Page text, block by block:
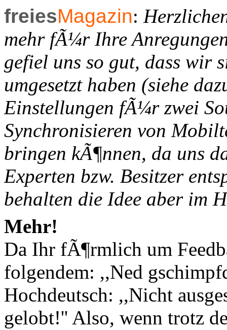
freiesMagazin:
mehr fÃ¼r Ihre
gefiel uns so gut, dass wir
umgesetzt haben (siehe
Einstellungen fÃ¼r zwei
Synchronisieren von
bringen kÃ¶nnen, da uns
Experten bzw. Besitzer
behalten die Idee aber im
Mehr!
Da Ihr fÃ¶rmlich um
folgendem: ,,Ned
Hochdeutsch: ,,Nicht
gelobt!'' Also, wenn trotz